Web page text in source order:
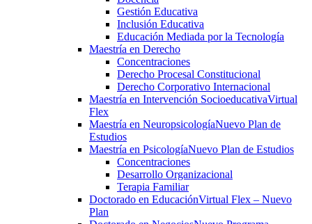
Gestión Educativa
Inclusión Educativa
Educación Mediada por la Tecnología
Maestría en Derecho
Concentraciones
Derecho Procesal Constitucional
Derecho Corporativo Internacional
Maestría en Intervención SocioeducativaVirtual
Flex
Maestría en NeuropsicologíaNuevo Plan de
Estudios
Maestría en PsicologíaNuevo Plan de Estudios
Concentraciones
Desarrollo Organizacional
Terapia Familiar
Doctorado en EducaciónVirtual Flex – Nuevo
Plan